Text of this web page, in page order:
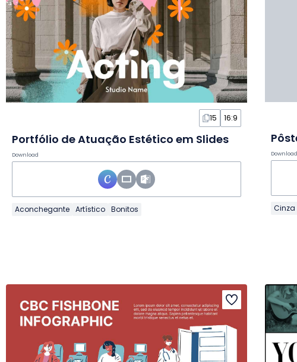
15 16:9
Portfólio de Atuação Estético em Slides
Download
Aconchegante Artístico Bonitos
Download
Cinza